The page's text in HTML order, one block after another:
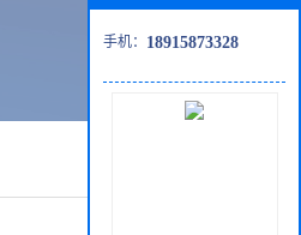
手机： 18915873328